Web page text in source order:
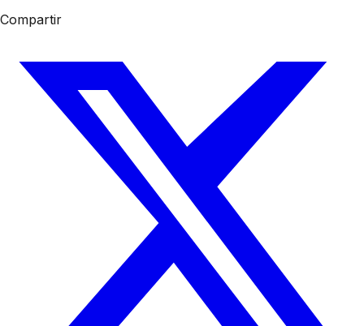
Compartir